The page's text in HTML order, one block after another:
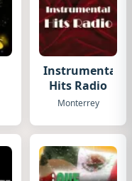
Instrumental
Hits Radio
Monterrey